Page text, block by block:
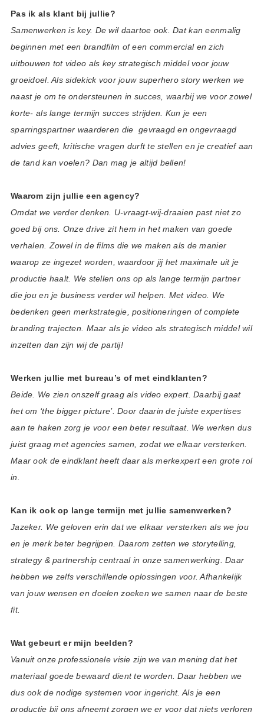
Pas ik als klant bij jullie?
Samenwerken is key. De wil daartoe ook. Dat kan eenmalig
beginnen met een brandfilm of een commercial en zich
uitbouwen tot video als key strategisch middel voor jouw
groeidoel. Als sidekick voor jouw superhero story werken we
naast je om te ondersteunen in succes, waarbij we voor zowel
korte- als lange termijn succes strijden. Kun je een
sparringspartner waarderen die gevraagd en ongevraagd
advies geeft, kritische vragen durft te stellen en je creatief aan
de tand kan voelen? Dan mag je altijd bellen!
Waarom zijn jullie een agency?
Omdat we verder denken. U-vraagt-wij-draaien past niet zo
goed bij ons. Onze drive zit hem in het maken van goede
verhalen. Zowel in de films die we maken als de manier
waarop ze ingezet worden, waardoor jij het maximale uit je
productie haalt. We stellen ons op als lange termijn partner
die jou en je business verder wil helpen. Met video. We
bedenken geen merkstrategie, positioneringen of complete
branding trajecten. Maar als je video als strategisch middel wil
inzetten dan zijn wij de partij!
Werken jullie met bureau’s of met eindklanten?
Beide. We zien onszelf graag als video expert. Daarbij gaat
het om ‘the bigger picture’. Door daarin de juiste expertises
aan te haken zorg je voor een beter resultaat. We werken dus
juist graag met agencies samen, zodat we elkaar versterken.
Maar ook de eindklant heeft daar als merkexpert een grote rol
in.
Kan ik ook op lange termijn met jullie samenwerken?
Jazeker. We geloven erin dat we elkaar versterken als we jou
en je merk beter begrijpen. Daarom zetten we storytelling,
strategy & partnership centraal in onze samenwerking. Daar
hebben we zelfs verschillende oplossingen voor. Afhankelijk
van jouw wensen en doelen zoeken we samen naar de beste
fit.
Wat gebeurt er mijn beelden?
Vanuit onze professionele visie zijn we van mening dat het
materiaal goede bewaard dient te worden. Daar hebben we
dus ook de nodige systemen voor ingericht. Als je een
productie bij ons afneemt zorgen we er voor dat niets verloren